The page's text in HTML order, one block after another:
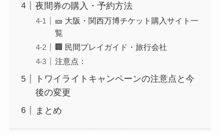
夜間券の購入・予約方法
🎫 大阪・関西万博チケット購入サイト一
覧
🏢 民間プレイガイド・旅行会社
注意点：
トワイライトキャンペーンの注意点と今
後の変更
まとめ